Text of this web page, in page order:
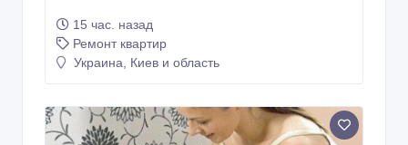
15 час. назад
Ремонт квартир
Украина, Киев и область